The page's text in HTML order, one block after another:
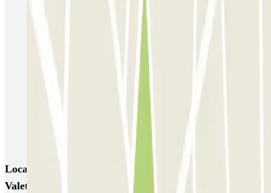
Rua Alexandre Braga
JETPARK Aeroporto Lisboa - coberto
JETPARK Aeroporto Lisboa - descoberto
EASYPARKING Aeroporto Lisboa - P&R - coberto
SABA Praça do Município
Airpark - Valet - Aeroporto Lisboa - indoor
Locais e eventos interessantes próximos de Airpark -
Valet - Aeroporto Lisboa - indoor